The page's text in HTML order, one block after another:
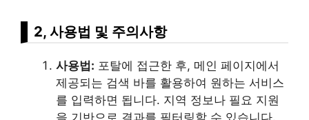
2, 사용법 및 주의사항
사용법: 포탈에 접근한 후, 메인 페이지에서
제공되는 검색 바를 활용하여 원하는 서비스
를 입력하면 됩니다. 지역 정보나 필요 지원